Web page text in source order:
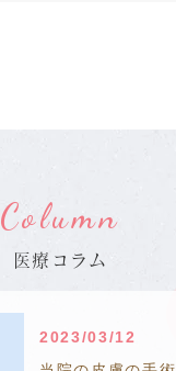
Column
医療コラム
2023/03/12